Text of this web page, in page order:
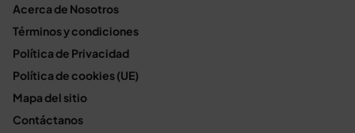
Acerca de Nosotros
Términos y condiciones
Política de Privacidad
Política de cookies (UE)
Mapa del sitio
Contáctanos